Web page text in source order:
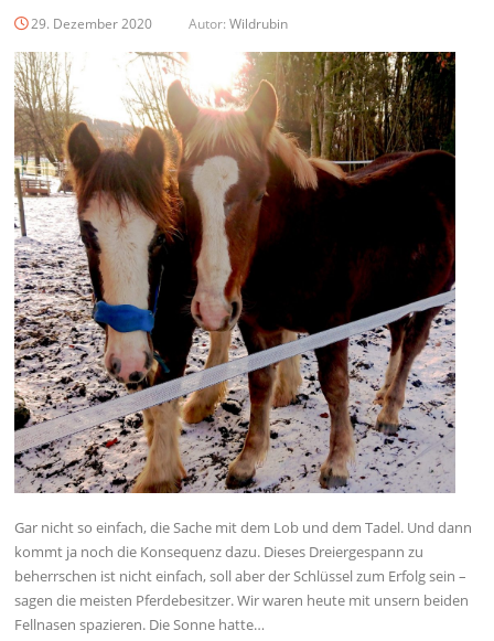
29. Dezember 2020 Autor:Wildrubin
Gar nicht so einfach, die Sache mit dem Lob und dem Tadel. Und dann
kommt ja noch die Konsequenz dazu. Dieses Dreiergespann zu
beherrschen ist nicht einfach, soll aber der Schlüssel zum Erfolg sein –
sagen die meisten Pferdebesitzer. Wir waren heute mit unsern beiden
Fellnasen spazieren. Die Sonne hatte…